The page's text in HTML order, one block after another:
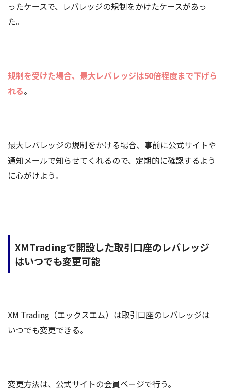
ったケースで、レバレッジの規制をかけたケースがあっ
た。
規制を受けた場合、最大レバレッジは50倍程度まで下げら
れる。
最大レバレッジの規制をかける場合、事前に公式サイトや
通知メールで知らせてくれるので、定期的に確認するよう
に心がけよう。
XMTradingで開設した取引口座のレバレッジ
はいつでも変更可能
XM Trading（エックスエム）は取引口座のレバレッジは
いつでも変更できる。
変更方法は、公式サイトの会員ページで行う。